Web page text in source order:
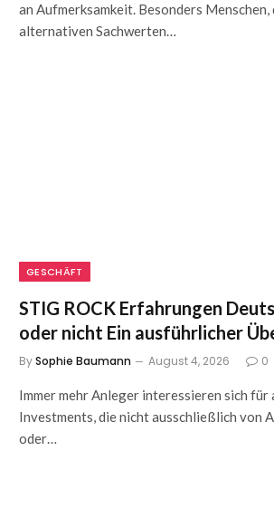
an Aufmerksamkeit. Besonders Menschen,
alternativen Sachwerten…
GESCHÄFT
STIG ROCK Erfahrungen
oder nicht Ein ausführlicher
BySophie Baumann August 4, 2026 0
Immer mehr Anleger interessieren sich
Investments, die nicht ausschließlich von
oder…